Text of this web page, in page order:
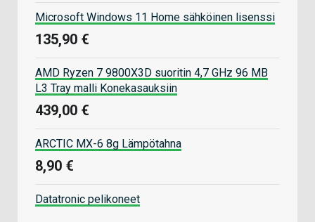
Microsoft Windows 11 Home sähköinen lisenssi
135,90 €
AMD Ryzen 7 9800X3D suoritin 4,7 GHz 96 MB
L3 Tray malli Konekasauksiin
439,00 €
ARCTIC MX-6 8g Lämpötahna
8,90 €
Datatronic pelikoneet